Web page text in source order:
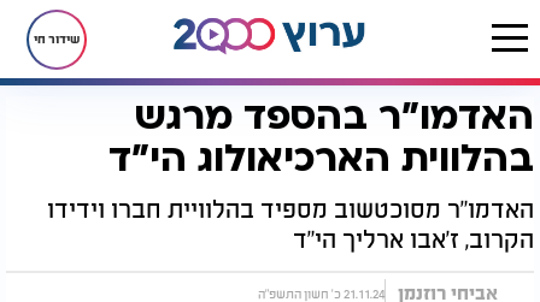
שידור חי
דף הבית חדשות חצרות הקודש האדמו"ר בהספד מרגש בהלווית הארכיאולוג הי"ד
האדמו"ר בהספד מרגש
בהלווית הארכיאולוג הי"ד
האדמו"ר מסוכטשוב מספיד בהלוויית חברו וידידו
הקרוב, ז'אבו ארליך הי"ד
אביחי רוזנמן 21.11.24 כ' חשון התשפ"ה